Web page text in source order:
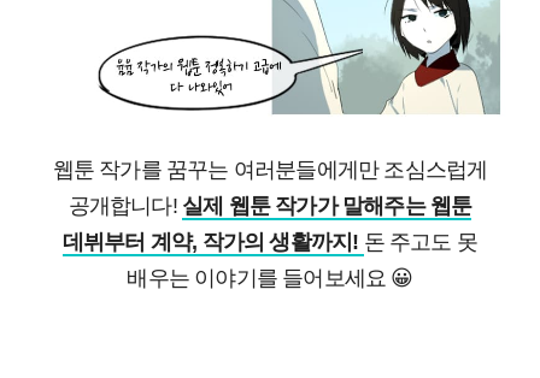
웹툰 작가를 꿈꾸는 여러분들에게만 조심스럽게
공개합니다! 실제 웹툰 작가가 말해주는 웹툰
데뷔부터 계약, 작가의 생활까지! 돈 주고도 못
배우는 이야기를 들어보세요 😀